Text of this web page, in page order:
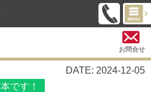
お問合せ
DATE: 2024-12-05
です！